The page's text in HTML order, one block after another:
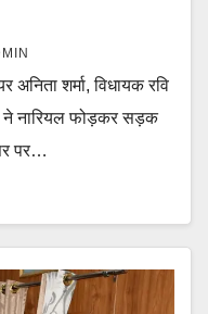
अनिता शर्मा, विधायक रवि
ने नारियल फोड़कर सड़क
पर…